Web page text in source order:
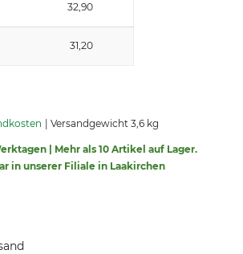
32,90
31,20
Versandgewicht 3,6 kg
| Mehr als 10 Artikel auf Lager.
in unserer Filiale in Laakirchen